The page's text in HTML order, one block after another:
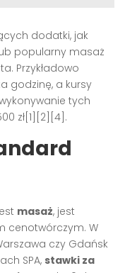
dodatki, jak
popularny masaż
Przykładowo
godzinę, a kursy
tych
zł[1][2][4].
masaż, jest
cenotwórczym. W
czy Gdańsk
SPA, stawki za